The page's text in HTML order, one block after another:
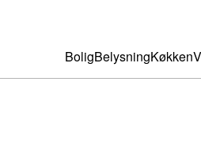
BoligBelysningKøkken